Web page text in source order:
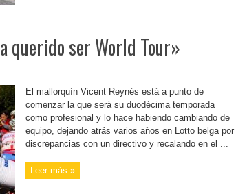
querido ser World Tour»
El mallorquín Vicent Reynés está a punto de
comenzar la que será su duodécima temporada
como profesional y lo hace habiendo cambiando de
equipo, dejando atrás varios años en Lotto belga por
discrepancias con un directivo y recalando en el ...
Leer más »